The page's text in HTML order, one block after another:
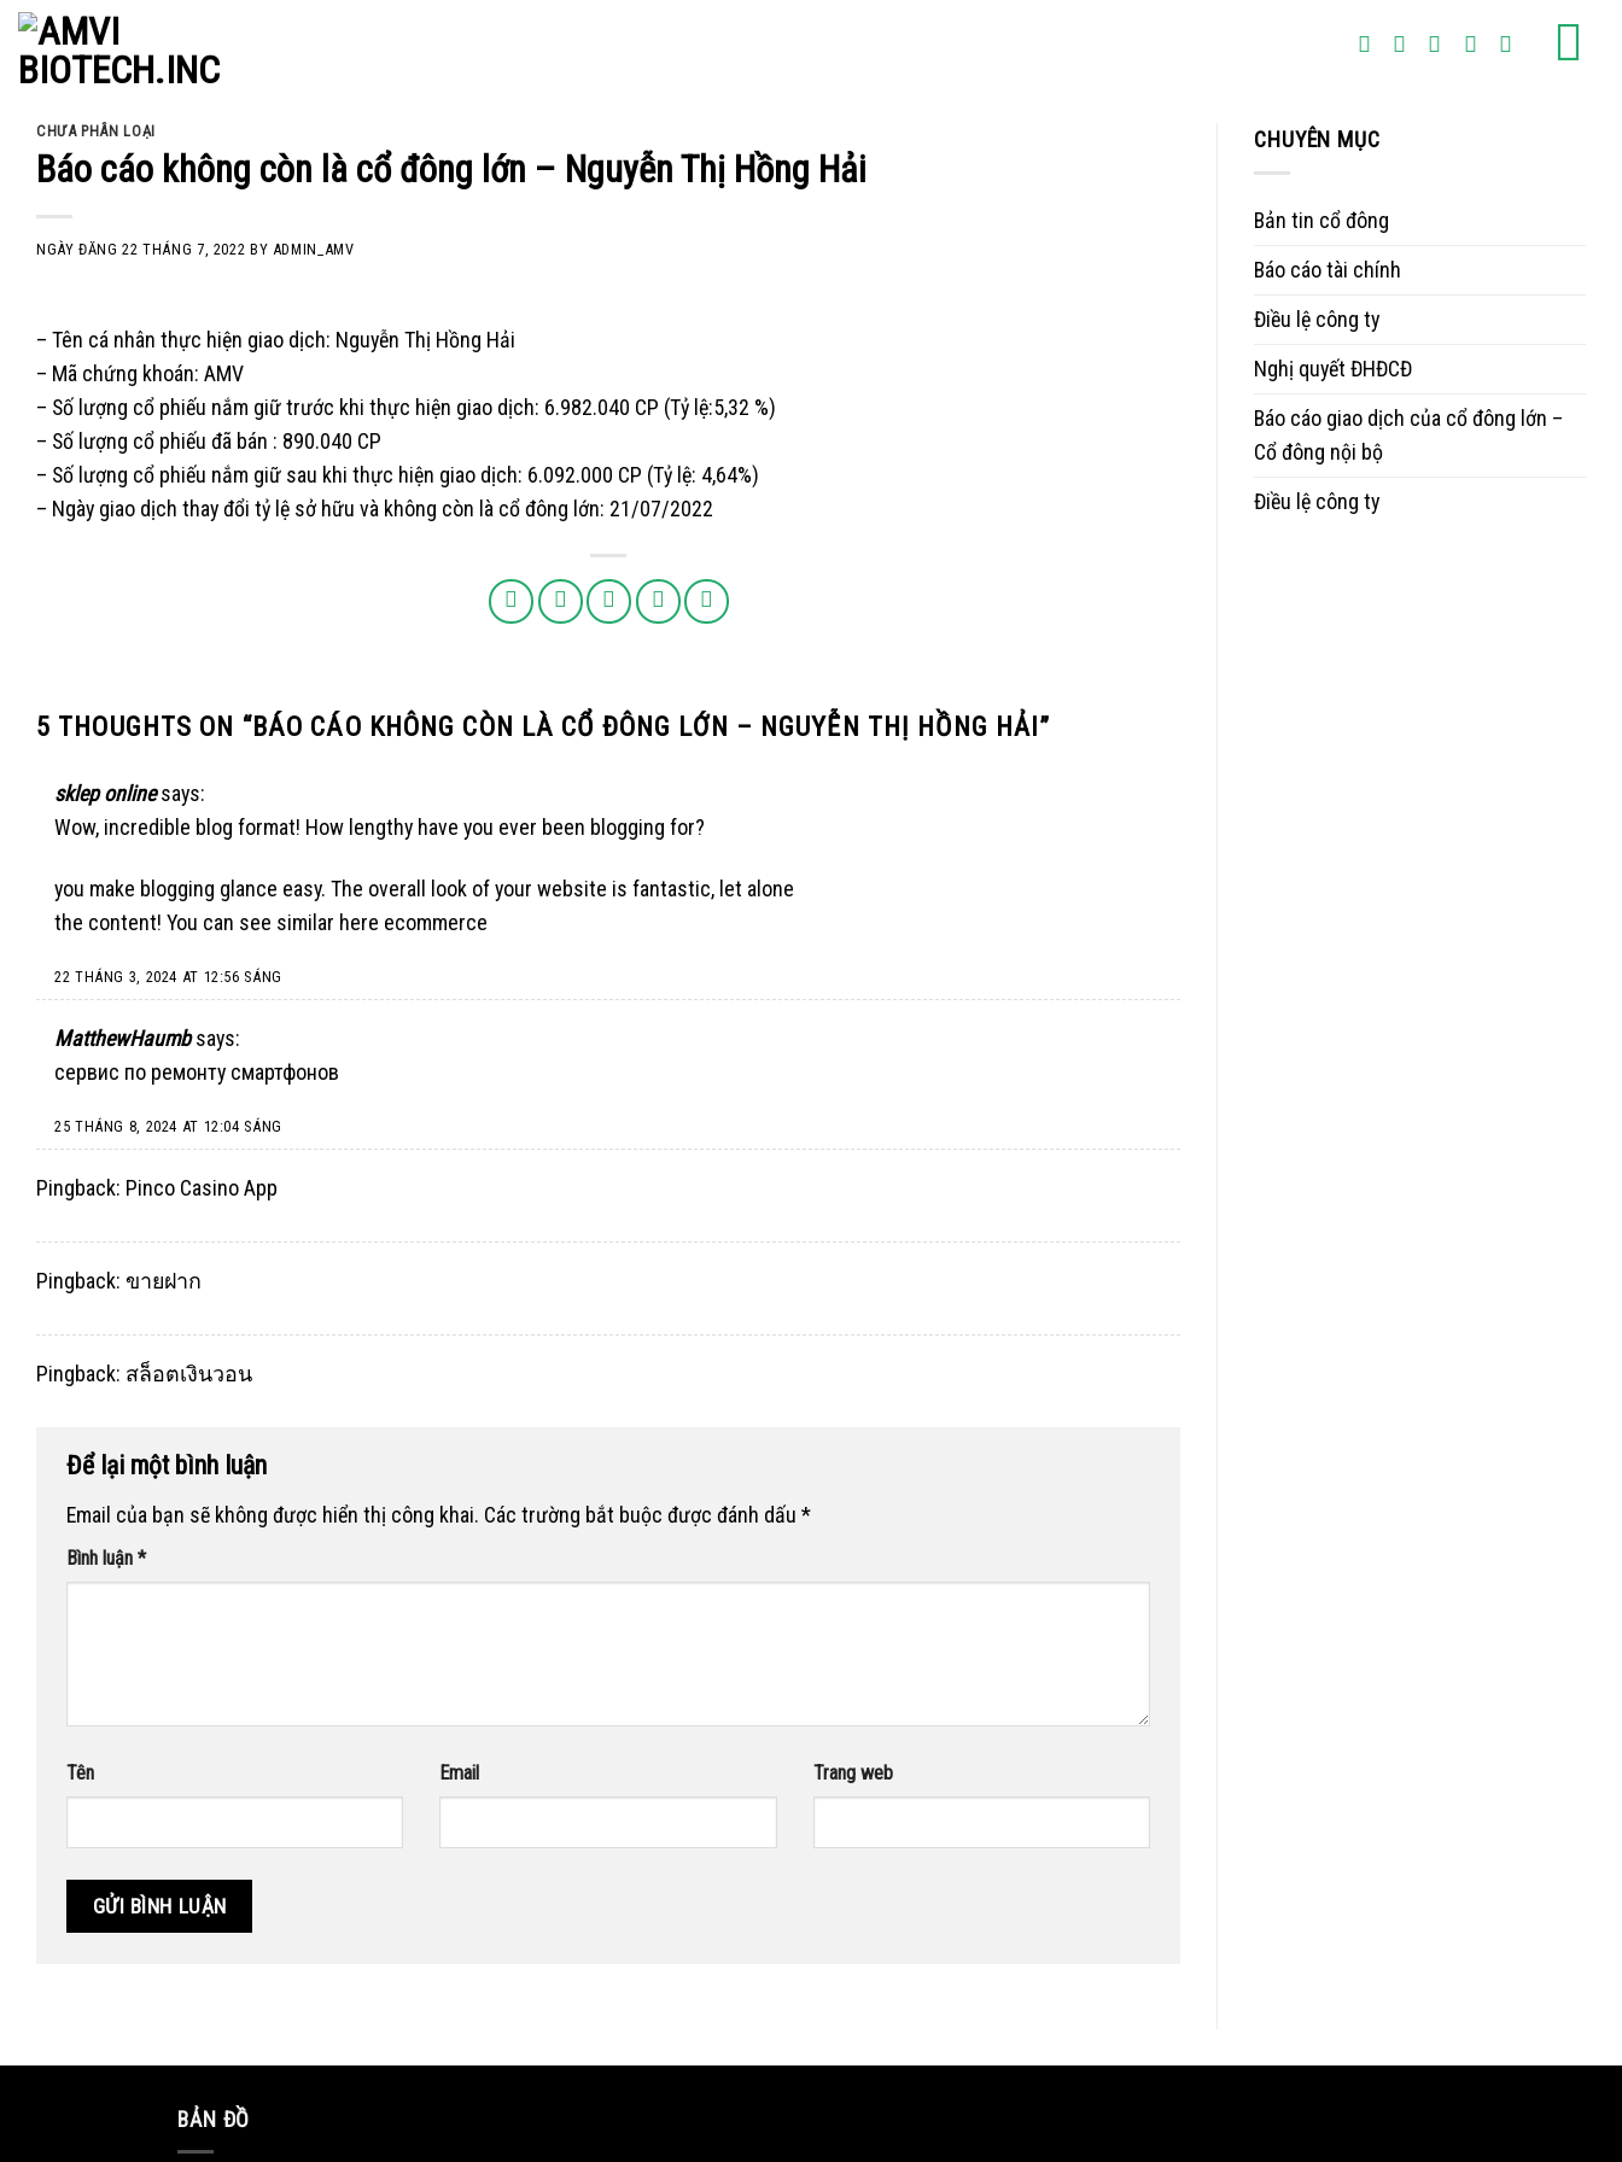
Skip
content
CHƯA PHÂN LOẠI
Báo cáo không còn là cổ đông lớn – Nguyễn Thị Hồng Hải
NGÀY ĐĂNG22 THÁNG 7, 2022 BY ADMIN_AMV
– Tên cá nhân thực hiện giao dịch: Nguyễn Thị Hồng Hải
– Mã chứng khoán: AMV
– Số lượng cổ phiếu nắm giữ trước khi thực hiện giao dịch: 6.982.040 CP (Tỷ lệ:5,32 %)
– Số lượng cổ phiếu đã bán : 890.040 CP
– Số lượng cổ phiếu nắm giữ sau khi thực hiện giao dịch: 6.092.000 CP (Tỷ lệ: 4,64%)
– Ngày giao dịch thay đổi tỷ lệ sở hữu và không còn là cổ đông lớn: 21/07/2022
5 THOUGHTS ON “BÁO CÁO KHÔNG CÒN LÀ CỔ ĐÔNG LỚN – NGUYỄN THỊ HỒNG HẢI”
sklep online says:
Wow, incredible blog format! How lengthy have you ever been blogging for?
you make blogging glance easy. The overall look of your website is fantastic, let alone
the content! You can see similar here ecommerce
22 THÁNG 3, 2024 AT 12:56 SÁNG
MatthewHaumb says:
сервис по ремонту смартфонов
25 THÁNG 8, 2024 AT 12:04 SÁNG
Pingback: Pinco Casino App
Pingback: ขายฝาก
Pingback: สล็อตเงินวอน
Để lại một bình luận
Email của bạn sẽ không được hiển thị công khai. Các trường bắt buộc được đánh dấu *
Bình luận *
Tên Email Trang web
CHUYÊN MỤC
Bản tin cổ đông
Báo cáo tài chính
Điều lệ công ty
Nghị quyết ĐHĐCĐ
Báo cáo giao dịch của cổ đông lớn –
Cổ đông nội bộ
Điều lệ công ty
BẢN ĐỒ